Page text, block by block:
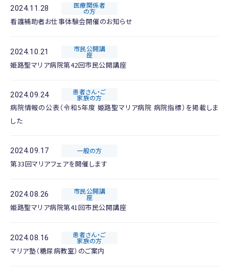
2024.11.28 医療関係者
の方
看護補助者お仕事体験会開催のお知らせ
2024.10.21 市民公開講
座
姫路聖マリア病院第42回市民公開講座
2024.09.24 患者さん・ご
家族の方
病院情報の公表（令和5年度 姫路聖マリア病院 病院指標）を掲載しま
した
2024.09.17 一般の方
第33回マリアフェアを開催します
2024.08.26 市民公開講
座
姫路聖マリア病院第41回市民公開講座
2024.08.16 患者さん・ご
家族の方
マリア塾（糖尿病教室）のご案内